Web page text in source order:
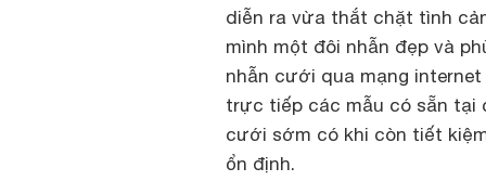
diễn ra vừa thắt chặt tình
mình một đôi nhẫn đẹp và
nhẫn cưới qua mạng
trực tiếp các mẫu có sẵn tại
cưới sớm có khi còn tiết
ổn định.